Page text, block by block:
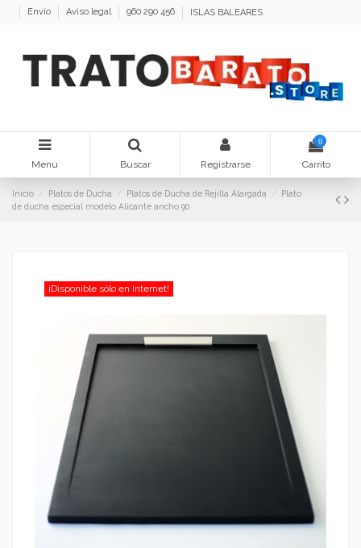
Envío Aviso legal 960 290 456 ISLAS BALEARES
Menu Buscar Registrarse
0
Carrito
Inicio Platos de Ducha Platos de Ducha de Rejilla Alargada
Plato
de ducha especial modelo Alicante ancho 90
¡Disponible sólo en Internet!